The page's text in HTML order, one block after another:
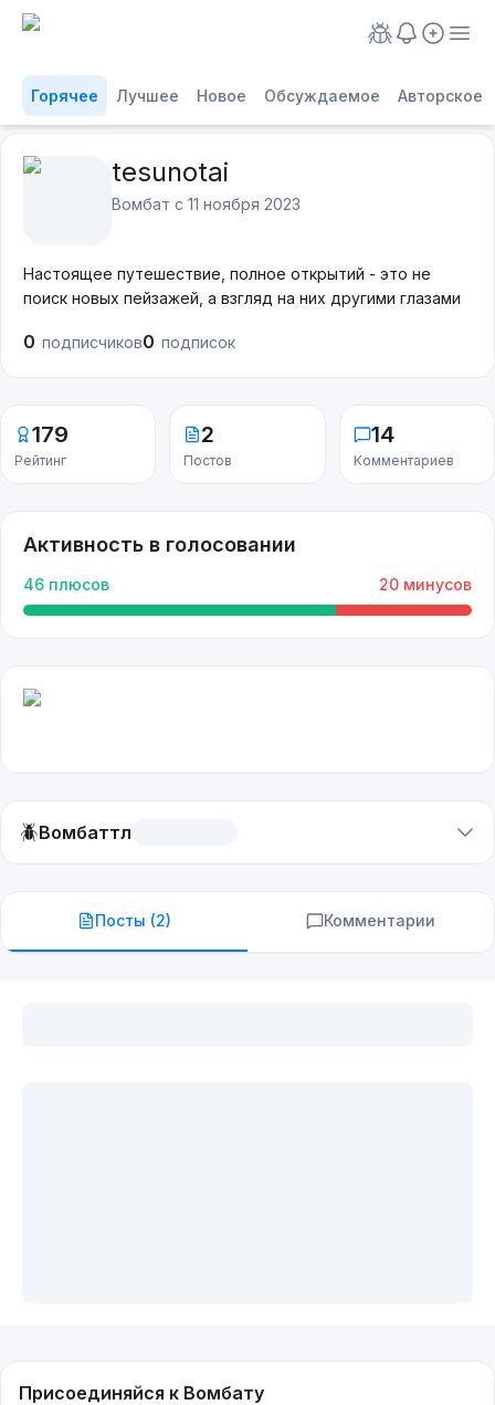
Горячее Лучшее Новое Обсуждаемое Авторское
tesunotai
Вомбат с 11 ноября 2023
Настоящее путешествие, полное открытий - это не
поиск новых пейзажей, а взгляд на них другими глазами
0 подписчиков0 подписок
179
Рейтинг
2
Постов
14
Комментариев
Активность в голосовании
46 плюсов 20 минусов
🪲Вомбаттл
Посты (2) Комментарии
Присоединяйся к Вомбату